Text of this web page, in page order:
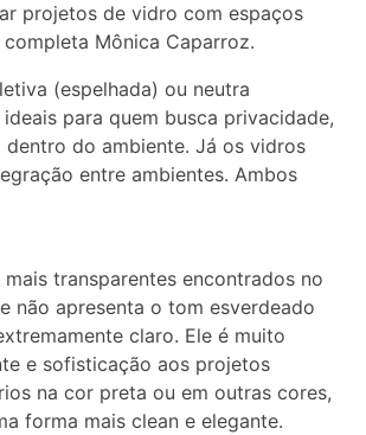
projetos de vidro com espaços
Mônica Caparroz.
(espelhada) ou neutra
para quem busca privacidade,
do ambiente. Já os vidros
entre ambientes. Ambos
transparentes encontrados no
não apresenta o tom esverdeado
claro. Ele é muito
e sofisticação aos projetos
na cor preta ou em outras cores,
forma mais clean e elegante.